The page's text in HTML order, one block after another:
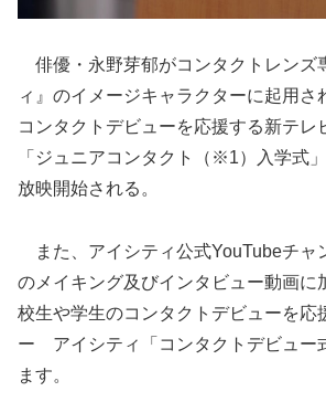
俳優・永野芽郁がコンタクトレンズ
ィ』のイメージキャラクターに起用さ
コンタクトデビューを応援する新テレ
「ジュニアコンタクト（※1）入学式
放映開始される。
また、アイシティ公式YouTubeチャ
のメイキング及びインタビュー動画に
校生や学生のコンタクトデビューを応
ー アイシティ「コンタクトデビュー
ます。